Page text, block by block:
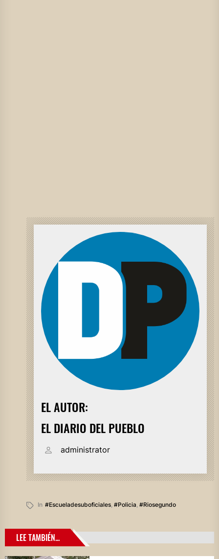
EL AUTOR:
EL DIARIO DEL PUEBLO
administrator
In #escueladesuboficiales, #policia, #riosegundo
LEE TAMBIÉN...